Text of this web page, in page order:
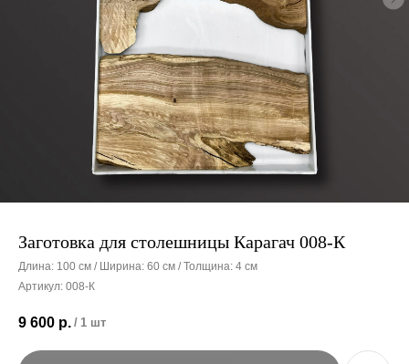
Заготовка для столешницы Карагач 008-К
Длина: 100 см / Ширина: 60 см / Толщина: 4 см
Артикул: 008-К
9 600 р. / 1 шт